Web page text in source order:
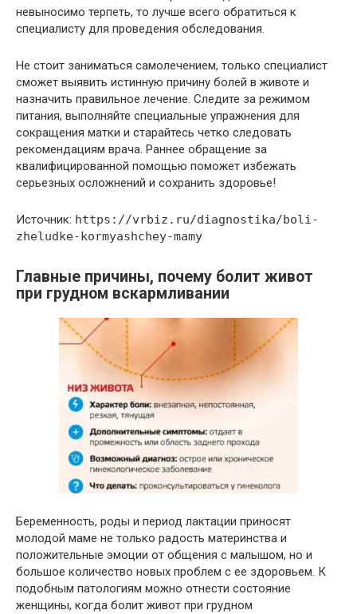
невыносимо терпеть, то лучше всего обратиться к
специалисту для проведения обследования.
Не стоит заниматься самолечением, только специалист
сможет выявить истинную причину болей в животе и
назначить правильное лечение. Следите за режимом
питания, выполняйте специальные упражнения для
сокращения матки и старайтесь четко следовать
рекомендациям врача. Раннее обращение за
квалифицированной помощью поможет избежать
серьезных осложнений и сохранить здоровье!
Источник: https://vrbiz.ru/diagnostika/boli-
zheludke-kormyashchey-mamy
Главные причины, почему болит живот
при грудном вскармливании
Беременность, роды и период лактации приносят
молодой маме не только радость материнства и
положительные эмоции от общения с малышом, но и
большое количество новых проблем с ее здоровьем. К
подобным патологиям можно отнести состояние
женщины, когда болит живот при грудном